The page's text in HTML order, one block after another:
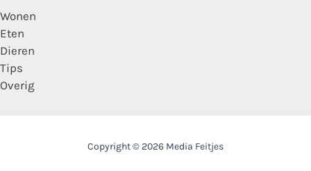
Wonen
Eten
Dieren
Tips
Overig
Copyright © 2026 Media Feitjes